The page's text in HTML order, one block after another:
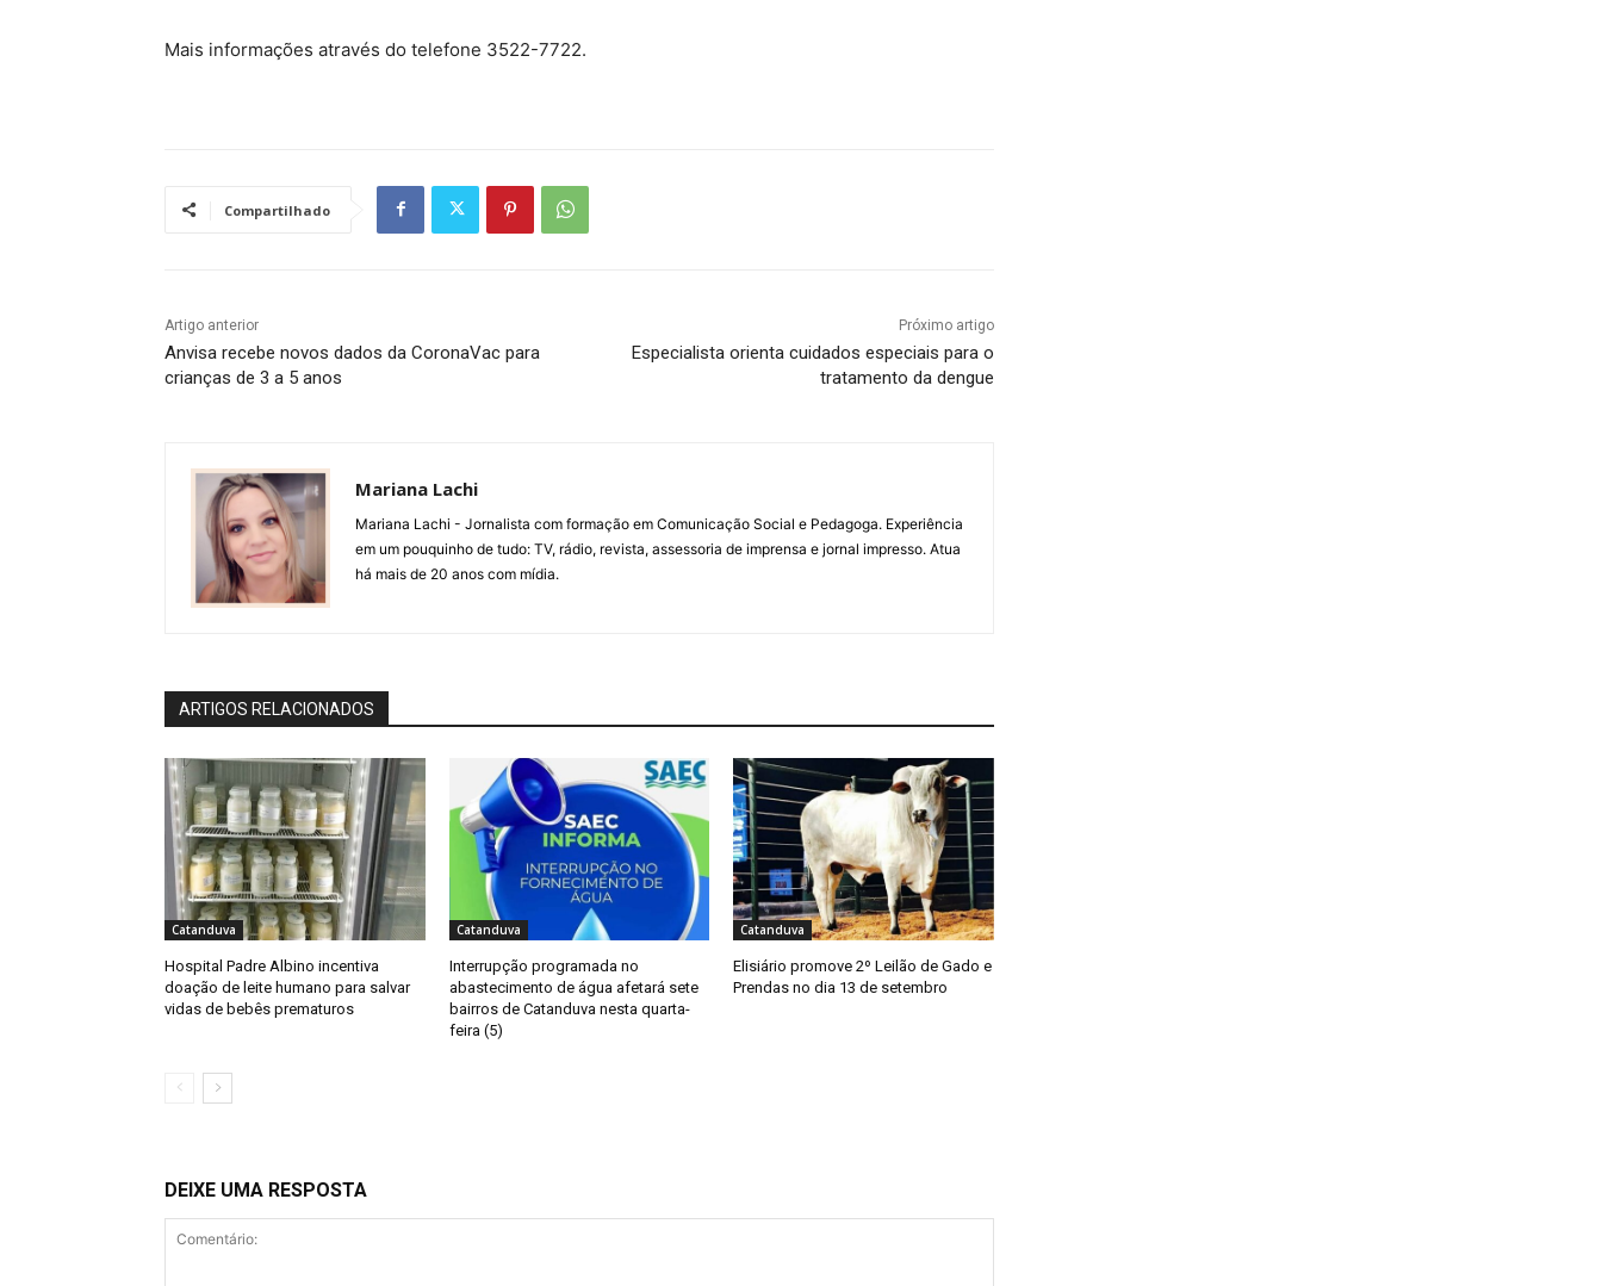
Mais informações através do telefone 3522-7722.
Compartilhado
Artigo anterior
Anvisa recebe novos dados da CoronaVac para
crianças de 3 a 5 anos
Próximo artigo
Especialista orienta cuidados especiais para o
tratamento da dengue
Mariana Lachi
Mariana Lachi - Jornalista com formação em Comunicação Social e Pedagoga. Experiência
em um pouquinho de tudo: TV, rádio, revista, assessoria de imprensa e jornal impresso. Atua
há mais de 20 anos com mídia.
ARTIGOS RELACIONADOS
Catanduva
Hospital Padre Albino incentiva
doação de leite humano para salvar
vidas de bebês prematuros
Catanduva
Interrupção programada no
abastecimento de água afetará sete
bairros de Catanduva nesta quarta-
feira (5)
Catanduva
Elisiário promove 2º Leilão de Gado e
Prendas no dia 13 de setembro
DEIXE UMA RESPOSTA